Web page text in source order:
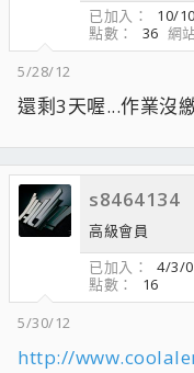
已加入
10/
點數
36 網
5/28/12
還剩3天喔...作業沒
s8464134
高級會員
已加入
4/3/
點數
16
5/30/12
http://